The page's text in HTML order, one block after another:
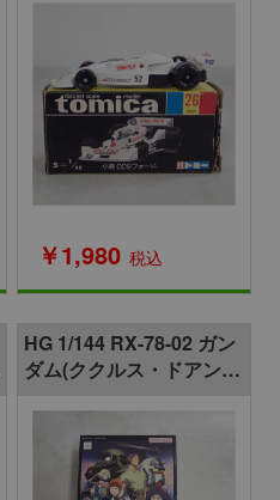
￥1,980 税込
HG 1/144 RX-78-02 ガン
ダム(ククルス・ドアンの